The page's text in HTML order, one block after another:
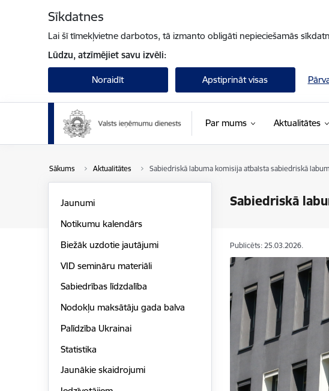
Sīkdatnes
Lai šī tīmekļvietne darbotos, tā izmanto obligāti nepieciešamās
Lūdzu, atzīmējiet savu izvēli:
Noraidīt Apstiprināt visas
Par mums Aktualitātes
Sākums Aktualitātes Sabiedriskā labuma komisija atbalsta sabiedriskā
Sabiedriskā
Jaunumi
Notikumu kalendārs
Biežāk uzdotie jautājumi
VID semināru materiāli
Sabiedrības līdzdalība
Nodokļu maksātāju gada balva
Palīdzība Ukrainai
Statistika
Jaunākie skaidrojumi
Publicēts: 25.03.2026.